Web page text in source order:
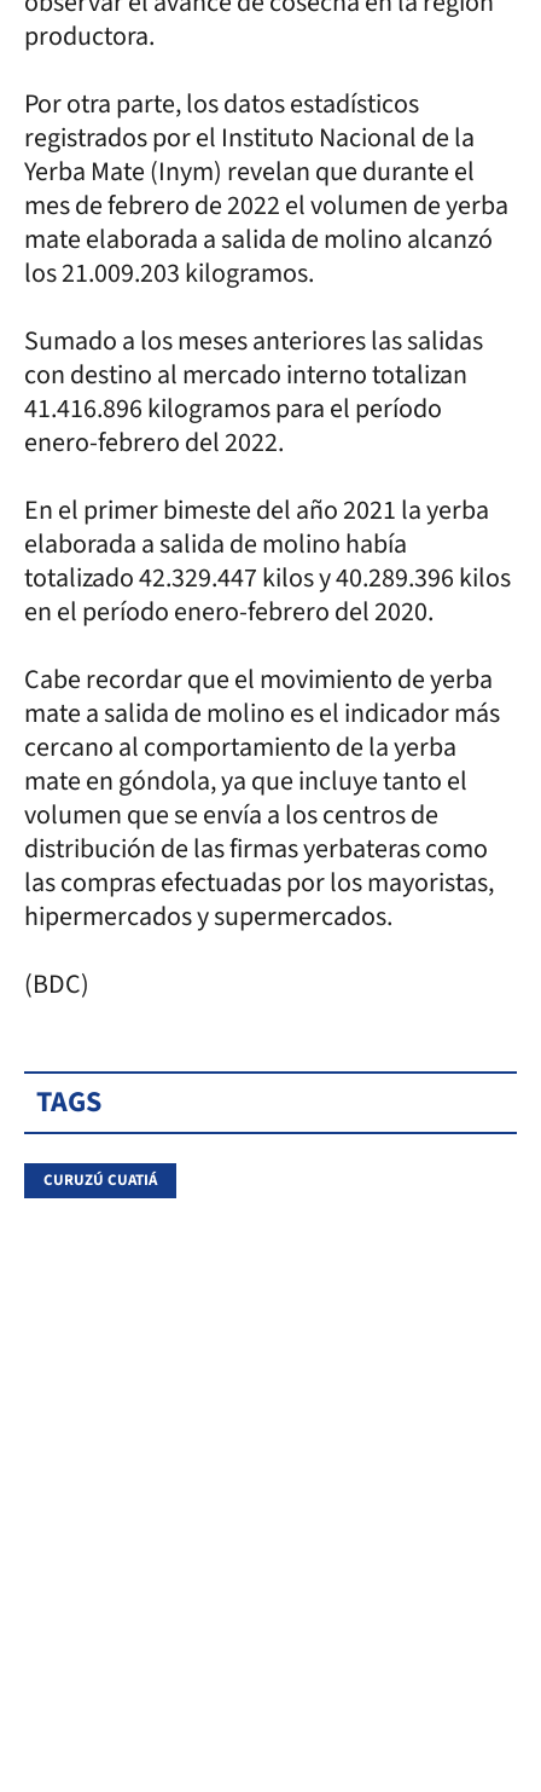
productora.
Por otra parte, los datos estadísticos
registrados por el Instituto Nacional de la
Yerba Mate (Inym) revelan que durante el
mes de febrero de 2022 el volumen de yerba
mate elaborada a salida de molino alcanzó
los 21.009.203 kilogramos.
Sumado a los meses anteriores las salidas
con destino al mercado interno totalizan
41.416.896 kilogramos para el período
enero-febrero del 2022.
En el primer bimeste del año 2021 la yerba
elaborada a salida de molino había
totalizado 42.329.447 kilos y 40.289.396 kilos
en el período enero-febrero del 2020.
Cabe recordar que el movimiento de yerba
mate a salida de molino es el indicador más
cercano al comportamiento de la yerba
mate en góndola, ya que incluye tanto el
volumen que se envía a los centros de
distribución de las firmas yerbateras como
las compras efectuadas por los mayoristas,
hipermercados y supermercados.
(BDC)
TAGS
CURUZÚ CUATIÁ